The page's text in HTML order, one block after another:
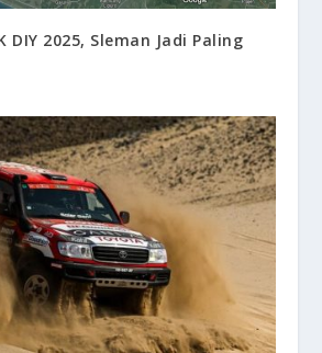
DIY 2025, Sleman Jadi Paling